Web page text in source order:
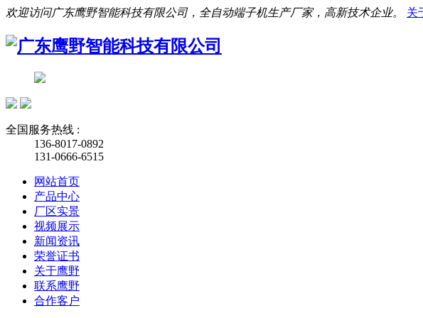
欢迎访问广东鹰野智能科技有限公司，全自动端子机生产厂家，高新技术企业。 关
全国服务热线 :
136-8017-0892
131-0666-6515
网站首页
产品中心
厂区实景
视频展示
新闻资讯
荣誉证书
关于鹰野
联系鹰野
合作客户